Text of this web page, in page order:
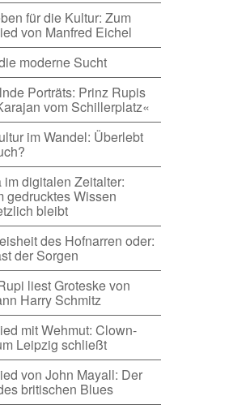
für die Kultur: Zum
von Manfred Eichel
moderne Sucht
Porträts: Prinz Rupis
vom Schillerplatz«
im Wandel: Überlebt
im digitalen Zeitalter:
gedrucktes Wissen
bleibt
des Hofnarren oder:
der Sorgen
liest Groteske von
Harry Schmitz
mit Wehmut: Clown-
Leipzig schließt
von John Mayall: Der
britischen Blues